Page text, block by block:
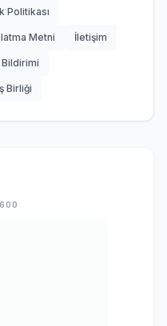
Politikası
Metni İletişim
Bildirimi
Birliği